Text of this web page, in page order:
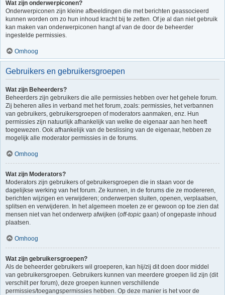
Wat zijn onderwerpiconen?
Onderwerpiconen zijn kleine afbeeldingen die met berichten geassocieerd
kunnen worden om zo hun inhoud kracht bij te zetten. Of je al dan niet gebruik
kan maken van onderwerpiconen hangt af van de door de beheerder
ingestelde permissies.
Omhoog
Gebruikers en gebruikersgroepen
Wat zijn Beheerders?
Beheerders zijn gebruikers die alle permissies hebben over het gehele forum.
Zij beheren alles in verband met het forum, zoals: permissies, het verbannen
van gebruikers, gebruikersgroepen of moderators aanmaken, enz. Hun
permissies zijn natuurlijk afhankelijk van welke de eigenaar aan hen heeft
toegewezen. Ook afhankelijk van de beslissing van de eigenaar, hebben ze
mogelijk alle moderator permissies in de forums.
Omhoog
Wat zijn Moderators?
Moderators zijn gebruikers of gebruikersgroepen die in staan voor de
dagelijkse werking van het forum. Ze kunnen, in de forums die ze modereren,
berichten wijzigen en verwijderen; onderwerpen sluiten, openen, verplaatsen,
splitsen en verwijderen. In het algemeen moeten ze er gewoon op toe zien dat
mensen niet van het onderwerp afwijken (off-topic gaan) of ongepaste inhoud
plaatsen.
Omhoog
Wat zijn gebruikersgroepen?
Als de beheerder gebruikers wil groeperen, kan hij/zij dit doen door middel
van gebruikersgroepen. Gebruikers kunnen van meerdere groepen lid zijn (dit
verschilt per forum), deze groepen kunnen verschillende
permissies/toegangspermissies hebben. Op deze manier is het voor de